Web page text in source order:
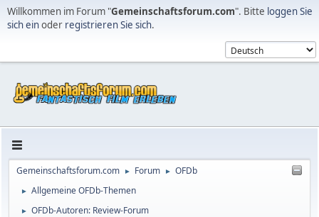
Willkommen im Forum "Gemeinschaftsforum.com". Bitte loggen Sie
sich einoder registrieren Sie sich.
Gemeinschaftsforum.com ► Forum ► OFDb
► Allgemeine OFDb-Themen
►
OFDb-Autoren: Review-Forum